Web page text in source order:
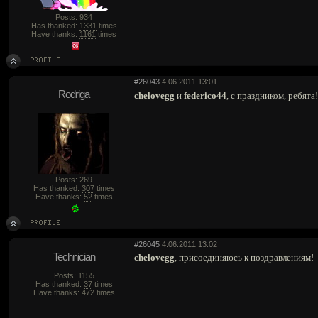
Posts: 934
Has thanked: 1331 times
Have thanks: 1161 times
#26043 4.06.2011 13:01
Rodriga
Posts: 269
Has thanked: 307times
Have thanks: 52times
chelovegg и federico44, c праздником,
#26045 4.06.2011 13:02
Technician
Posts: 1155
Has thanked: 37times
Have thanks: 472times
chelovegg, присоединяюсь к поздравлениям!